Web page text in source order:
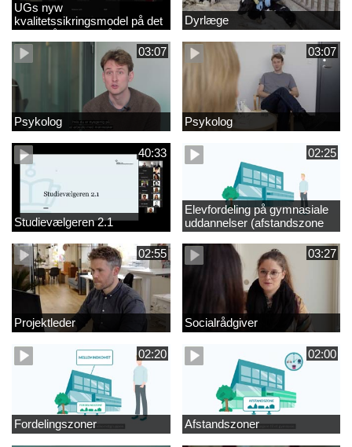
UGs nyw
kvalitetssikringsmodel på det
videregående område
Dyrlæge
03:07
Psykolog
03:07
Psykolog
40:33
Studievælgeren 2.1
02:25
Elevfordeling på gymnasiale
uddannelser (afstandszone
redigeret)
02:55
Projektleder
03:27
Socialrådgiver
02:20
Fordelingszoner
02:00
Afstandszoner